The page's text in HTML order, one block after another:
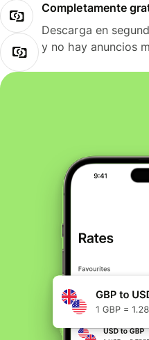
Completamente
Descarga en
y no hay anuncios